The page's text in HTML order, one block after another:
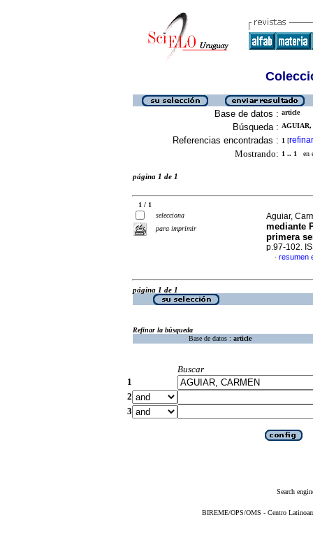
Base de datos : article
Búsqueda :
Referencias encontradas : 1 [refinar
Mostrando: 1 .. 1 en
página 1 de 1
1 / 1
selecciona
para imprimir
Aguiar,
mediante
primera
p.97-102.
· resumen
página 1 de 1
Refinar la búsqueda
Base de datos : article
Buscar
1
2
3
Search
BIREME/OPS/OMS - Centro